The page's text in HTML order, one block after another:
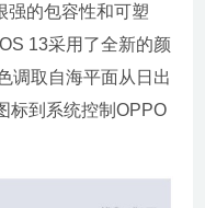
强的包容性和可塑
13采用了全新的颜
调取自海平面从日出
标到系统控制OPPO